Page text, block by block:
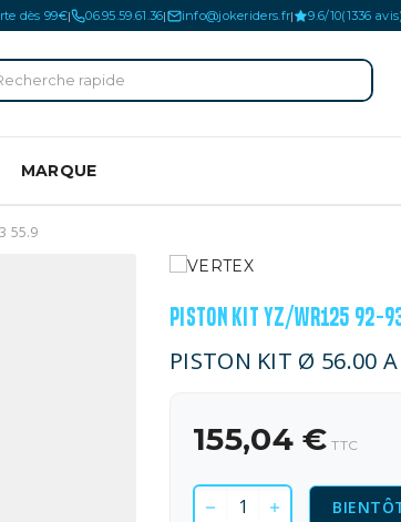
dès 99€| 06.95.59.61.36| info@jokeriders.fr| 9.6/10(1336 avis)
MARQUE
55.9
PISTON KIT YZ/WR125 92-
PISTON KIT Ø 56.00 A
155,04 € TTC